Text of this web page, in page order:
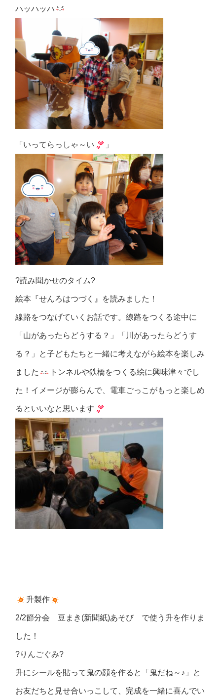
ハッハッハ
「いってらっしゃ～い 」
?読み聞かせのタイム?
絵本『せんろはつづく』を読みました！
線路をつなげていくお話です。線路をつくる途中に
「山があったらどうする？」「川があったらどうす
る？」と子どもたちと一緒に考えながら絵本を楽しみ
ました トンネルや鉄橋をつくる絵に興味津々でし
た！イメージが膨らんで、電車ごっこがもっと楽しめ
るといいなと思います
升製作
2/2節分会 豆まき(新聞紙)あそび で使う升を作りま
した！
?りんごぐみ?
升にシールを貼って鬼の顔を作ると「鬼だね～♪」と
お友だちと見せ合いっこして、完成を一緒に喜んでい